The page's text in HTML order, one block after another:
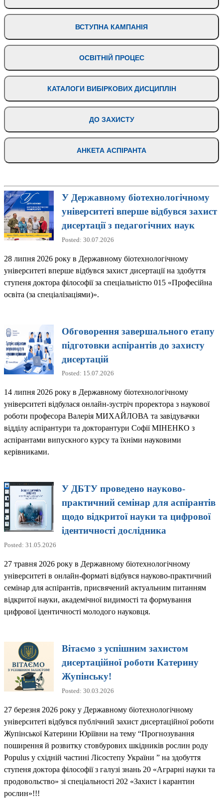
ВСТУПНА КАМПАНІЯ
ОСВІТНІЙ ПРОЦЕС
КАТАЛОГИ ВИБІРКОВИХ ДИСЦИПЛІН
ДО ЗАХИСТУ
АНКЕТА АСПІРАНТА
У Державному біотехнологічному
університеті вперше відбувся захист
дисертації з педагогічних наук
Posted: 30.07.2026
28 липня 2026 року в Державному біотехнологічному
університеті вперше відбувся захист дисертації на здобуття
ступеня доктора філософії за спеціальністю 015 «Професійна
освіта (за спеціалізаціями)».
Обговорення завершального етапу
підготовки аспірантів до захисту
дисертацій
Posted: 15.07.2026
14 липня 2026 року в Державному біотехнологічному
університеті відбулася онлайн-зустріч проректора з наукової
роботи професора Валерія МИХАЙЛОВА та завідувачки
відділу аспірантури та докторантури Софії МІНЕНКО з
аспірантами випускного курсу та їхніми науковими
керівниками.
У ДБТУ проведено науково-
практичний семінар для аспірантів
щодо відкритої науки та цифрової
ідентичності дослідника
Posted: 31.05.2026
27 травня 2026 року в Державному біотехнологічному
університеті в онлайн-форматі відбувся науково-практичний
семінар для аспірантів, присвячений актуальним питанням
відкритої науки, академічної видимості та формування
цифрової ідентичності молодого науковця.
Вітаємо з успішним захистом
дисертаційної роботи Катерину
Жупінську!
Posted: 30.03.2026
27 березня 2026 року у Державному біотехнологічному
університеті відбувся публічний захист дисертаційної роботи
Жупінської Катерини Юріївни на тему “Прогнозування
поширення й розвитку стовбурових шкідників рослин роду
Populus у східній частині Лісостепу України ” на здобуття
ступеня доктора філософії з галузі знань 20 «Аграрні науки та
продовольство» зі спеціальності 202 «Захист і карантин
рослин»!!!